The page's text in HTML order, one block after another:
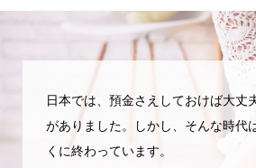
日本では、預金さえしておけば大丈
がありました。しかし、そんな時代
くに終わっています。